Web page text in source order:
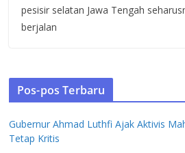
pesisir selatan Jawa Tengah
berjalan
Pos-pos Terbaru
Gubernur Ahmad Luthfi Ajak Aktivis
Tetap Kritis